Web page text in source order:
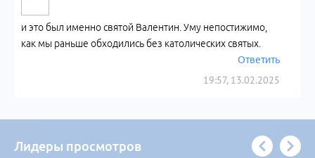
19:57, 13.02.2025
и это был именно святой Валентин. Уму непостижимо,
как мы раньше обходились без католических святых.
Ответить
Лидеры просмотров